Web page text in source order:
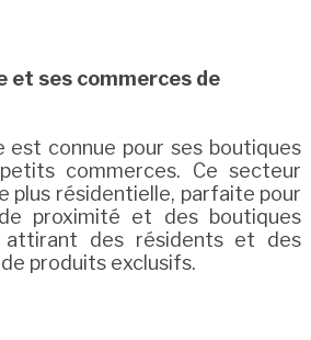
et ses commerces de
est connue pour ses boutiques
commerces. Ce secteur
plus résidentielle, parfaite pour
proximité et des boutiques
attirant des résidents et des
produits exclusifs.